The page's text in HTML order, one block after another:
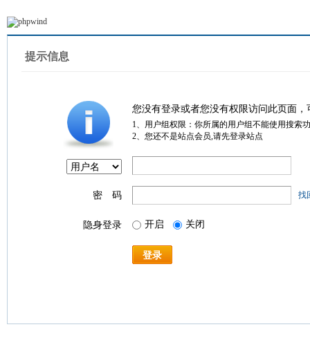
提示信息
您没有登录或者您没有权限访问此页面
1、用户组权限：你所属的用户组不能使用搜索
2、您还不是站点会员,请先登录站点
密 码 找
隐身登录 开启 关闭
登录